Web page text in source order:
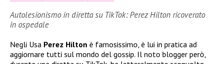
Autolesionismo in diretta su TikTok: Perez Hilton ricoverato
in ospedale
Negli Usa Perez Hilton è famosissimo, è lui in pratica ad
aggiornare tutti sul mondo del gossip. Il noto blogger però,